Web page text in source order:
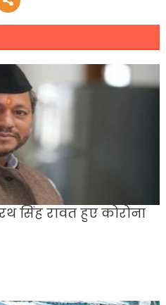
सिंह रावत हुए कोरोना